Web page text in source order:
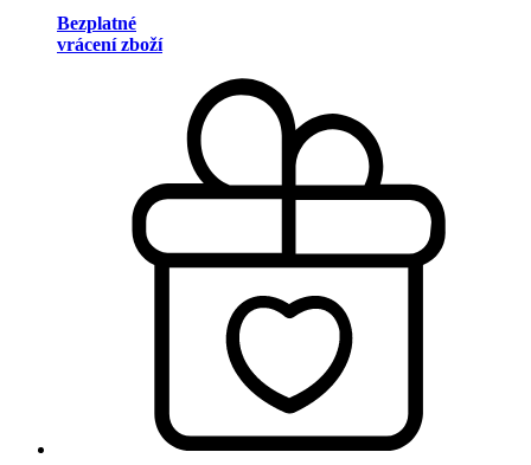
Bezplatné
vrácení zboží